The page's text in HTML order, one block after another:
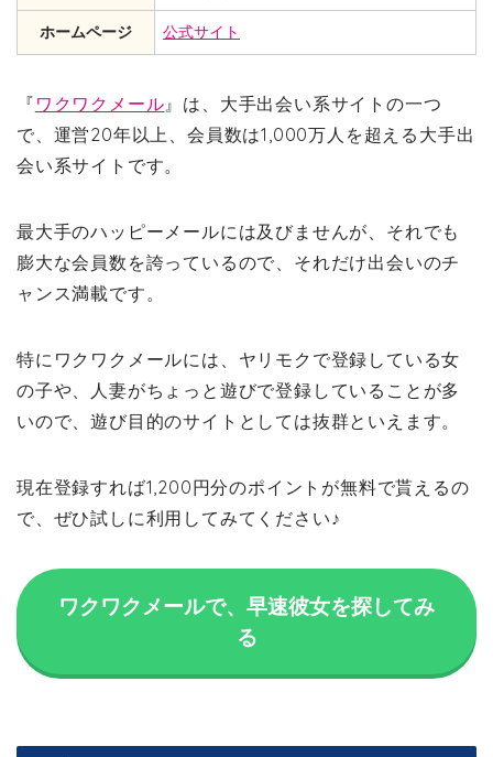
ホームページ 公式サイト
『 ワクワクメール』は、大手出会い系サイトの一つ
で、運営20年以上、会員数は1,000万人を超える大手出
会い系サイトです。
最大手のハッピーメールには及びませんが、それでも
膨大な会員数を誇っているので、それだけ出会いのチ
ャンス満載です。
特にワクワクメールには、ヤリモクで登録している女
の子や、人妻がちょっと遊びで登録していることが多
いので、遊び目的のサイトとしては抜群といえます。
現在登録すれば1,200円分のポイントが無料で貰えるの
で、ぜひ試しに利用してみてください♪
ワクワクメールで、早速彼女を探してみ
る